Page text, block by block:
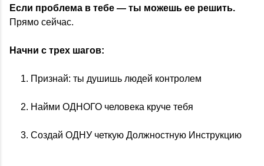
Если проблема в тебе — ты можешь ее решить.
Прямо сейчас.
Начни с трех шагов:
Признай: ты душишь людей контролем
Найми ОДНОГО человека круче тебя
Создай ОДНУ четкую Должностную Инструкцию